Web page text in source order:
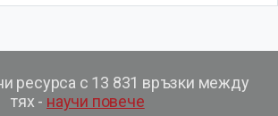
ресурса с 13 831 връзки между
тях - научи повече